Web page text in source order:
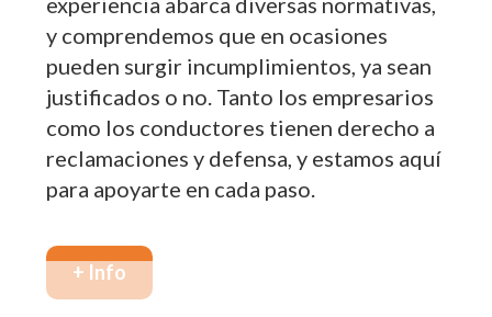
y comprendemos que en ocasiones
pueden surgir incumplimientos, ya sean
justificados o no. Tanto los empresarios
como los conductores tienen derecho a
reclamaciones y defensa, y estamos aquí
para apoyarte en cada paso.
+ Info